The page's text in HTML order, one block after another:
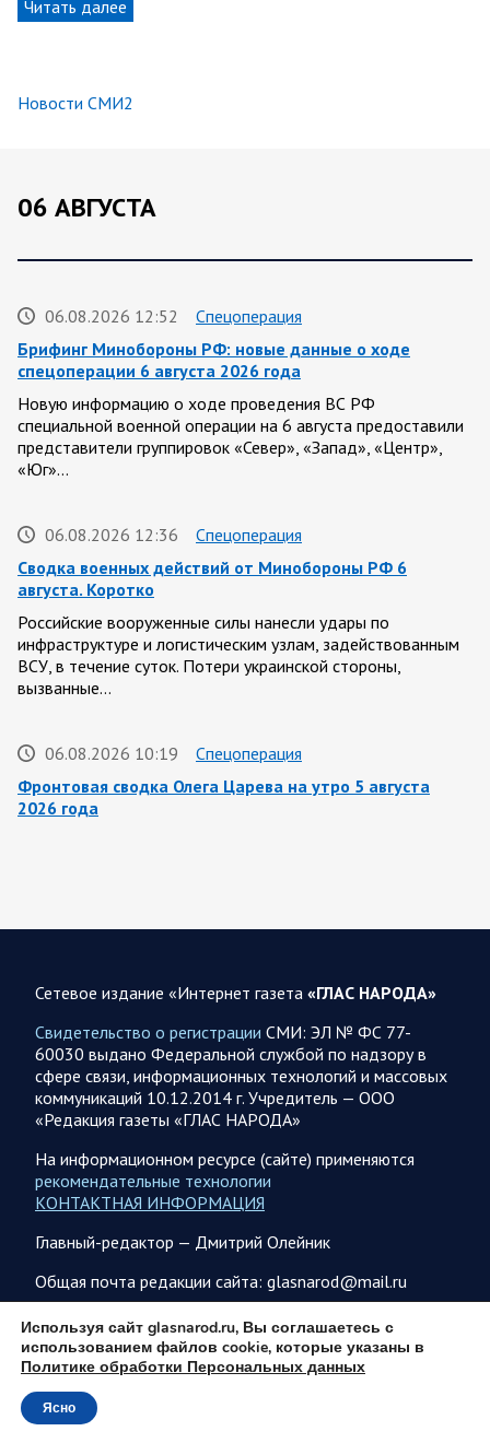
Читать далее
Новости СМИ2
06 АВГУСТА
06.08.2026 12:52
Спецоперация
Брифинг Минобороны РФ: новые данные о ходе
спецоперации 6 августа 2026 года
Новую информацию о ходе проведения ВС РФ
специальной военной операции на 6 августа предоставили
представители группировок «Север», «Запад», «Центр»,
«Юг»…
06.08.2026 12:36
Спецоперация
Сводка военных действий от Минобороны РФ 6
августа. Коротко
Российские вооруженные силы нанесли удары по
инфраструктуре и логистическим узлам, задействованным
ВСУ, в течение суток. Потери украинской стороны,
вызванные…
06.08.2026 10:19
Спецоперация
Фронтовая сводка Олега Царева на утро 5 августа
2026 года
Украинские террористы продолжают убивать мирное
население приграничных районов. Данные на 6 августа
За прошедшие сутки армия трусов и убийц, будучи не в
силах ничего противопоставить на поле боя, атаковала
гражданское население Белгородской…
06.08.2026 07:49
Спецоперация
Сводка на утро 6 августа 2026 года от Двух майоров
В Ярославле после налета перекрыто движение по
Московскому проспекту, изменена работы общественного
транспорта. Судя по записям с кналов противника, его…
06.08.2026 07:46
Курская область
Обстановка в Курском приграничье на утро 6 августа
2026 года
5 августа группировка войск «Север» продолжила создание
Сетевое издание «Интернет газета «ГЛАС НАРОДА»
Свидетельство о регистрации СМИ: ЭЛ № ФС 77-
60030 выдано Федеральной службой по надзору в
сфере связи, информационных технологий и массовых
коммуникаций 10.12.2014 г. Учредитель — ООО
«Редакция газеты «ГЛАС НАРОДА»
На информационном ресурсе (сайте) применяются
рекомендательные технологии
КОНТАКТНАЯ ИНФОРМАЦИЯ
Главный-редактор — Дмитрий Олейник
Общая почта редакции сайта: glasnarod@mail.ru
ПОДПИСКА
Используя сайт glasnarod.ru, Вы соглашаетесь с
использованием файлов cookie, которые указаны в
Политике обработки Персональных данных
Ясно